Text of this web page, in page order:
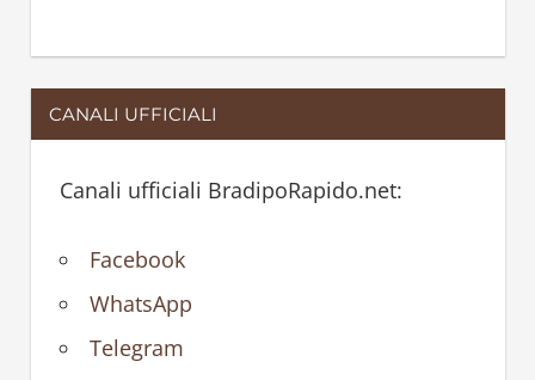
CANALI UFFICIALI
Canali ufficiali BradipoRapido.net:
Facebook
WhatsApp
Telegram